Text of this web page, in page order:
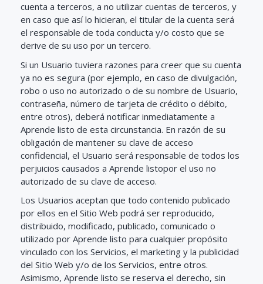
cuenta a terceros, a no utilizar cuentas de terceros, y
en caso que así lo hicieran, el titular de la cuenta será
el responsable de toda conducta y/o costo que se
derive de su uso por un tercero.
Si un Usuario tuviera razones para creer que su cuenta
ya no es segura (por ejemplo, en caso de divulgación,
robo o uso no autorizado o de su nombre de Usuario,
contraseña, número de tarjeta de crédito o débito,
entre otros), deberá notificar inmediatamente a
Aprende listo de esta circunstancia. En razón de su
obligación de mantener su clave de acceso
confidencial, el Usuario será responsable de todos los
perjuicios causados a Aprende listopor el uso no
autorizado de su clave de acceso.
Los Usuarios aceptan que todo contenido publicado
por ellos en el Sitio Web podrá ser reproducido,
distribuido, modificado, publicado, comunicado o
utilizado por Aprende listo para cualquier propósito
vinculado con los Servicios, el marketing y la publicidad
del Sitio Web y/o de los Servicios, entre otros.
Asimismo, Aprende listo se reserva el derecho, sin